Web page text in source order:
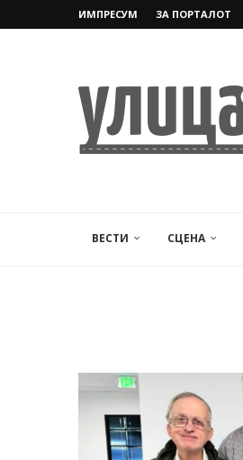
ИМПРЕСУМ ЗА ПОРТАЛОТ
ВЕСТИ СЦЕНА